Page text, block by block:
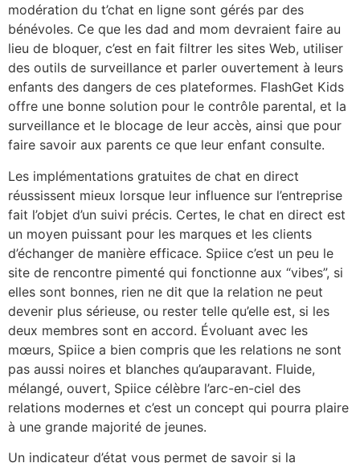
modération du t’chat en ligne sont gérés par des
bénévoles. Ce que les dad and mom devraient faire au
lieu de bloquer, c’est en fait filtrer les sites Web, utiliser
des outils de surveillance et parler ouvertement à leurs
enfants des dangers de ces plateformes. FlashGet Kids
offre une bonne solution pour le contrôle parental, et la
surveillance et le blocage de leur accès, ainsi que pour
faire savoir aux parents ce que leur enfant consulte.
Les implémentations gratuites de chat en direct
réussissent mieux lorsque leur influence sur l’entreprise
fait l’objet d’un suivi précis. Certes, le chat en direct est
un moyen puissant pour les marques et les clients
d’échanger de manière efficace. Spiice c’est un peu le
site de rencontre pimenté qui fonctionne aux “vibes”, si
elles sont bonnes, rien ne dit que la relation ne peut
devenir plus sérieuse, ou rester telle qu’elle est, si les
deux membres sont en accord. Évoluant avec les
mœurs, Spiice a bien compris que les relations ne sont
pas aussi noires et blanches qu’auparavant. Fluide,
mélangé, ouvert, Spiice célèbre l’arc-en-ciel des
relations modernes et c’est un concept qui pourra plaire
à une grande majorité de jeunes.
Un indicateur d’état vous permet de savoir si la